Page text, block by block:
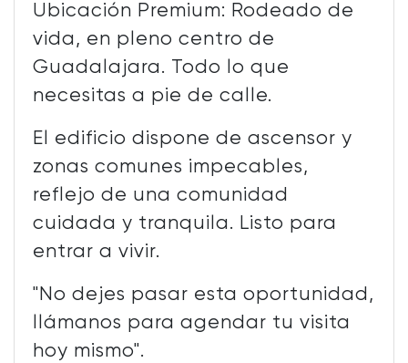
Ubicación Premium: Rodeado de
vida, en pleno centro de
Guadalajara. Todo lo que
necesitas a pie de calle.
El edificio dispone de ascensor y
zonas comunes impecables,
reflejo de una comunidad
cuidada y tranquila. Listo para
entrar a vivir.
"No dejes pasar esta oportunidad,
llámanos para agendar tu visita
hoy mismo".